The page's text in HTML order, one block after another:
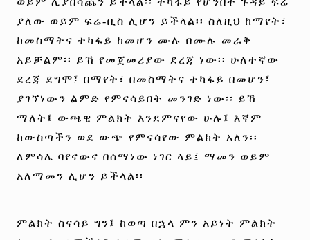
ያለው ወይም ፍሬ-ቢስ ሊሆን ይችላል፡፡ ስለዚህ ከማየት፣
ከመስማትና ተካፋይ ከመሆን ሙሉ በሙሉ መራቅ
አይቻልም፡፡ ይኸ የመጀመሪያው ደረጃ ነው፡፡ ሁለተኛው
ደረጃ ደግሞ፤ በማየት፣ በመስማትና ተካፋይ በመሆን፤
ያገኘነውን ልምድ የምናሳይበት መንገድ ነው፡፡ ይኸ
ማለት፤ ውጫዊ ምልክት እንደምናየው ሁሉ፤ እኛም
ከውስጣችን ወደ ውጭ የምናሳየው ምልክት አለን፡፡
ለምሳሌ ባየናውና በሰማነው ነገር ላይ፤ ማመን ወይም
አለማመን ሊሆን ይችላል፡፡
ምልክት ስናሳይ ግን፤ ከወጣ በኋላ ምን አይነት ምልክት